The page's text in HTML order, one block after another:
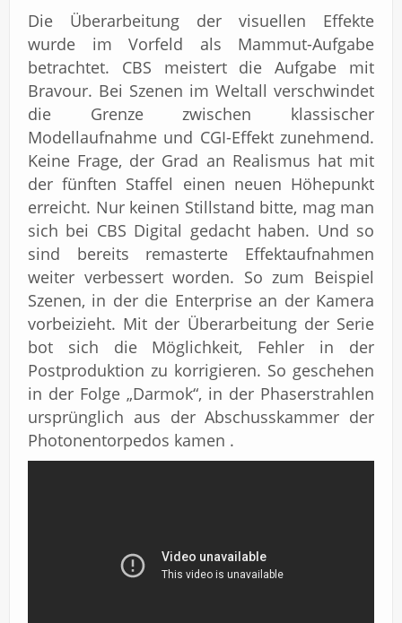
Die Überarbeitung der visuellen Effekte
wurde im Vorfeld als Mammut-Aufgabe
betrachtet. CBS meistert die Aufgabe mit
Bravour. Bei Szenen im Weltall verschwindet
die Grenze zwischen klassischer
Modellaufnahme und CGI-Effekt zunehmend.
Keine Frage, der Grad an Realismus hat mit
der fünften Staffel einen neuen Höhepunkt
erreicht. Nur keinen Stillstand bitte, mag man
sich bei CBS Digital gedacht haben. Und so
sind bereits remasterte Effektaufnahmen
weiter verbessert worden. So zum Beispiel
Szenen, in der die Enterprise an der Kamera
vorbeizieht. Mit der Überarbeitung der Serie
bot sich die Möglichkeit, Fehler in der
Postproduktion zu korrigieren. So geschehen
in der Folge „Darmok“, in der Phaserstrahlen
ursprünglich aus der Abschusskammer der
Photonentorpedos kamen .